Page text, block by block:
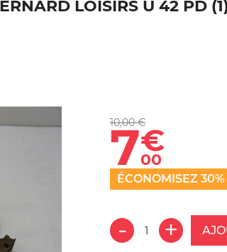
LOISIRS U 42 PD
10,00 €
7€
00
ÉCONOMISEZ 30%